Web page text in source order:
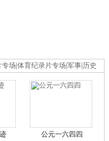
专场 体育纪录片专场 军事 历史
公元一六四四